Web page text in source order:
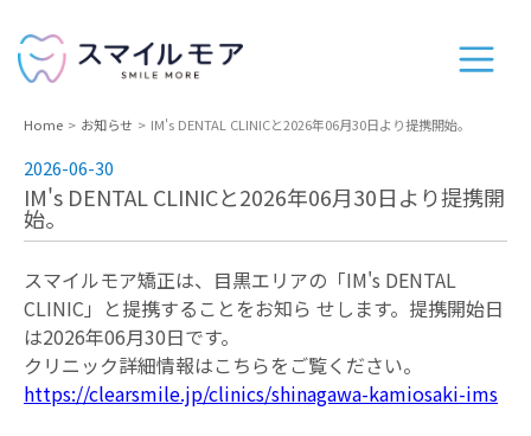
Home お知らせ IM's DENTAL CLINICと2026年06⽉30⽇より提携開始。
2026-06-30
IM's DENTAL CLINICと2026年06⽉30⽇より提携開
始。
スマイルモア矯正は、目黒エリアの「IM's DENTAL
CLINIC」と提携することをお知ら せします。提携開始⽇
は2026年06⽉30⽇です。
クリニック詳細情報はこちらをご覧ください。
https://clearsmile.jp/clinics/shinagawa-kamiosaki-ims